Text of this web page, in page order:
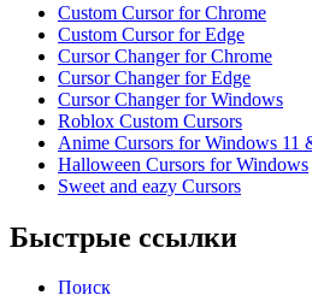
Custom Cursor for Chrome
Custom Cursor for Edge
Cursor Changer for Chrome
Cursor Changer for Edge
Cursor Changer for Windows
Roblox Custom Cursors
Anime Cursors for Windows 11
Halloween Cursors for Windows
Sweet and eazy Cursors
Быстрые ссылки
Поиск